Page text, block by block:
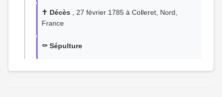
✝️ Décès , 27 février 1785 à Colleret, Nord,
France
⚰️ Sépulture